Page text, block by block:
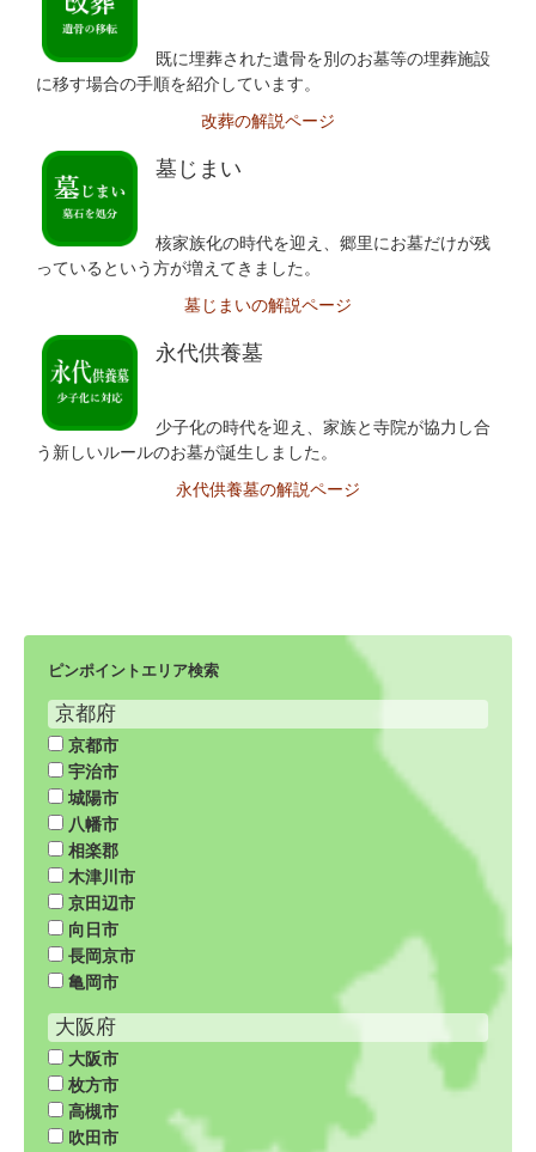
既に埋葬された遺骨を別のお墓等の埋葬施設
に移す場合の手順を紹介しています。
改葬の解説ページ
墓じまい
核家族化の時代を迎え、郷里にお墓だけが残
っているという方が増えてきました。
墓じまいの解説ページ
永代供養墓
少子化の時代を迎え、家族と寺院が協力し合
う新しいルールのお墓が誕生しました。
永代供養墓の解説ページ
ピンポイントエリア検索
京都府
京都市
宇治市
城陽市
八幡市
相楽郡
木津川市
京田辺市
向日市
長岡京市
亀岡市
大阪府
大阪市
枚方市
高槻市
吹田市